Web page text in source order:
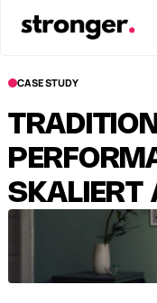
CASE STUDY
KALIERT
REATIVES